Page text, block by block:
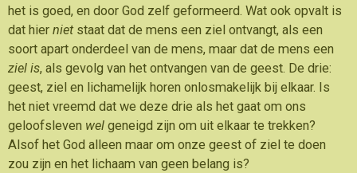
het is goed, en door God zelf geformeerd. Wat ook opvalt is
dat hier nietstaat dat de mens een ziel ontvangt, als een
soort apart onderdeel van de mens, maar dat de mens een
ziel is, als gevolg van het ontvangen van de geest. De drie:
geest, ziel en lichamelijk horen onlosmakelijk bij elkaar. Is
het niet vreemd dat we deze drie als het gaat om ons
geloofsleven wel geneigd zijn om uit elkaar te trekken?
Alsof het God alleen maar om onze geest of ziel te doen
zou zijn en het lichaam van geen belang is?